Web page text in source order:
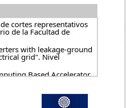
cortes representativos
de la Facultad de
with leakage-ground
grid". Nivel
Based Accelerator